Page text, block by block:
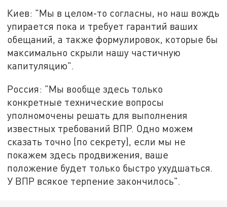
Киев: "Мы в целом-то согласны, но наш вождь
упирается пока и требует гарантий ваших
обещаний, а также формулировок, которые бы
максимально скрыли нашу частичную
капитуляцию".
Россия: "Мы вообще здесь только
конкретные технические вопросы
уполномочены решать для выполнения
известных требований ВПР. Одно можем
сказать точно (по секрету), если мы не
покажем здесь продвижения, ваше
положение будет только быстро ухудшаться.
У ВПР всякое терпение закончилось".